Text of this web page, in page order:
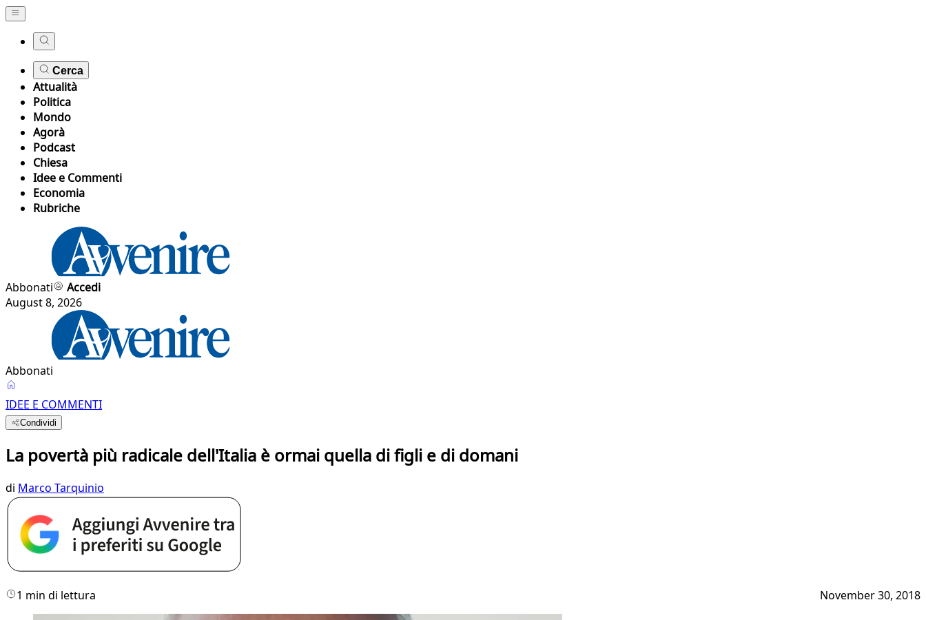
Cerca
Attualità
Politica
Mondo
Agorà
Podcast
Chiesa
Idee e Commenti
Economia
Rubriche
Abbonati
Accedi
August 8, 2026
Abbonati
IDEE E COMMENTI
Condividi
La povertà più radicale dell'Italia è ormai quella di figli e di domani
di Marco Tarquinio
1 min di lettura November 30, 2018